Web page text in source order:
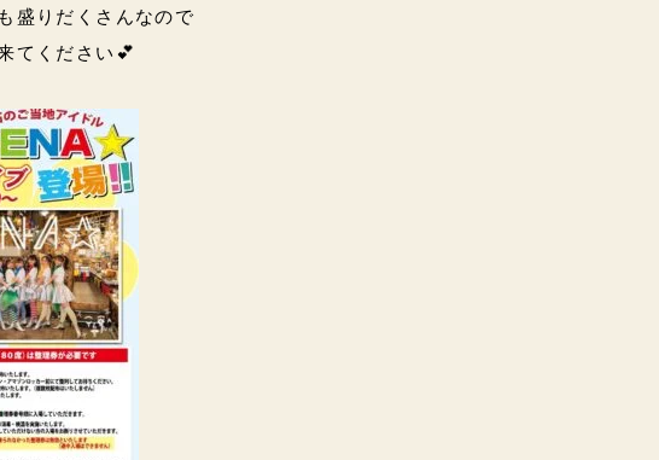
盛りだくさんなので
てください💕